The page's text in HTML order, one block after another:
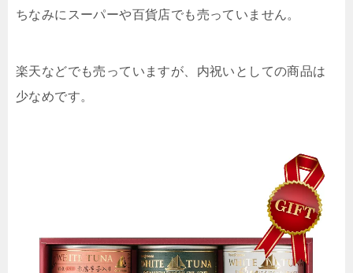
ちなみにスーパーや百貨店でも売っていません。
楽天などでも売っていますが、内祝いとしての商品は
少なめです。